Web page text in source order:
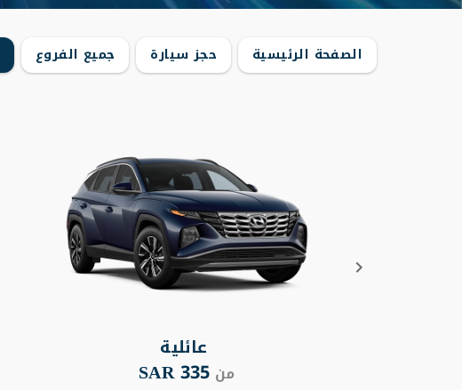
الصفحة الرئيسية حجز سيارة جميع الفروع
عائلية
من 335 SAR